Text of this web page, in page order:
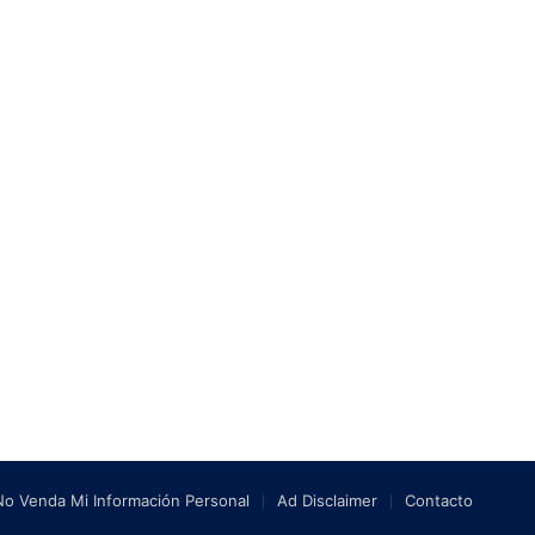
Venda Mi Información Personal Ad Disclaimer Contacto